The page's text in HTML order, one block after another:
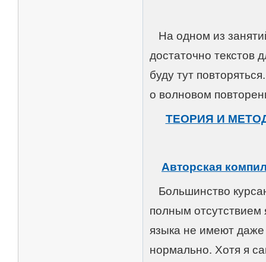
На одном из
достаточно текстов
буду тут
о волновом
ТЕОРИЯ И
Авторская
Большинство
полным отсутствием
языка не имеют
нормально. Хотя я